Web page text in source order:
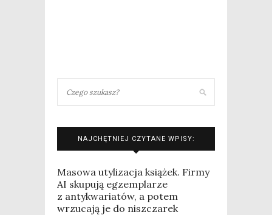
NAJCHĘTNIEJ CZYTANE WPISY:
Masowa utylizacja książek. Firmy
AI skupują egzemplarze
z antykwariatów, a potem
wrzucają je do niszczarek